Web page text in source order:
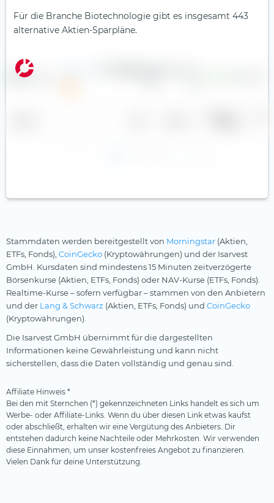
Für die Branche Biotechnologie gibt es insgesamt 443
alternative Aktien-Sparpläne.
Stammdaten werden bereitgestellt von Morningstar (Aktien,
ETFs, Fonds), CoinGecko (Kryptowährungen) und der Isarvest
GmbH. Kursdaten sind mindestens 15 Minuten zeitverzögerte
Börsenkurse (Aktien, ETFs, Fonds) oder NAV-Kurse (ETFs, Fonds).
Realtime-Kurse – sofern verfügbar – stammen von den Anbietern
und der Lang & Schwarz (Aktien, ETFs, Fonds) und CoinGecko
(Kryptowährungen).
Die Isarvest GmbH übernimmt für die dargestellten
Informationen keine Gewährleistung und kann nicht
sicherstellen, dass die Daten vollständig und genau sind.
Affiliate Hinweis *
Bei den mit Sternchen (*) gekennzeichneten Links handelt es sich um
Werbe- oder Affiliate-Links. Wenn du über diesen Link etwas kaufst
oder abschließt, erhalten wir eine Vergütung des Anbieters. Dir
entstehen dadurch keine Nachteile oder Mehrkosten. Wir verwenden
diese Einnahmen, um unser kostenfreies Angebot zu finanzieren.
Vielen Dank für deine Unterstützung.